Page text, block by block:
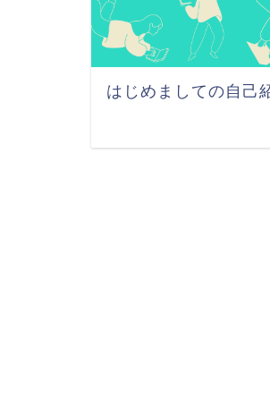
はじめましての自己